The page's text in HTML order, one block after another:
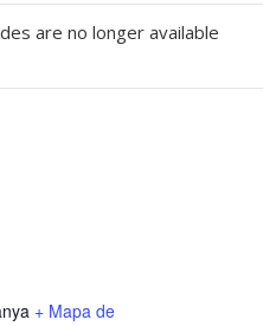
+ Mapa de
are no longer available